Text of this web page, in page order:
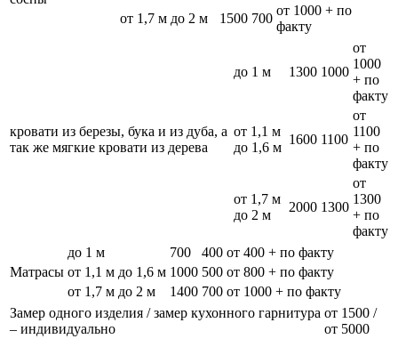
от 1,7 м до 2 м 1500 700
от 1000 + по
факту
кровати из березы, бука и из дуба, а
так же мягкие кровати из дерева
до 1 м 1300 1000
от
1000
+ по
факту
от 1,1 м
до 1,6 м
1600 1100
от
1100
+ по
факту
от 1,7 м
до 2 м
2000 1300
от
1300
+ по
факту
Матрасы
до 1 м 700 400 от 400 + по факту
от 1,1 м до 1,6 м 1000 500 от 800 + по факту
от 1,7 м до 2 м
1400 700 от 1000 + по факту
Замер одного изделия / замер кухонного гарнитура
– индивидуально
от 1500 /
от 5000